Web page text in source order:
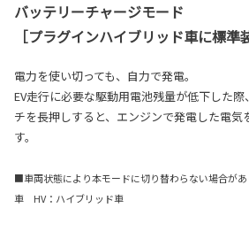
バッテリーチャージモード
［プラグインハイブリッド車に標準
電力を使い切っても、自力で発電。
EV走行に必要な駆動用電池残量が低下した際
チを長押しすると、エンジンで発電した電気
す。
■車両状態により本モードに切り替わらない場合が
車 HV：ハイブリッド車